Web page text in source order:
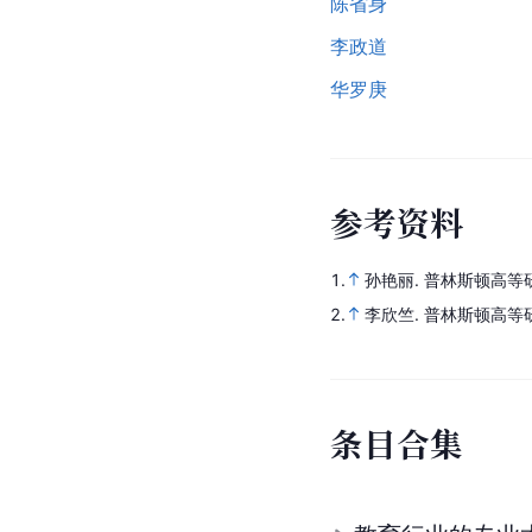
李政道
华罗庚
参考资料
1. 孙艳丽. 普林斯顿高等
2.
李欣竺. 普林斯顿高等
条目合集